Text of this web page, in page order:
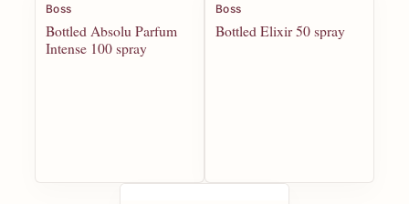
Boss
Bottled Absolu Parfum
Intense 100 spray
Boss
Bottled Elixir 50 spray